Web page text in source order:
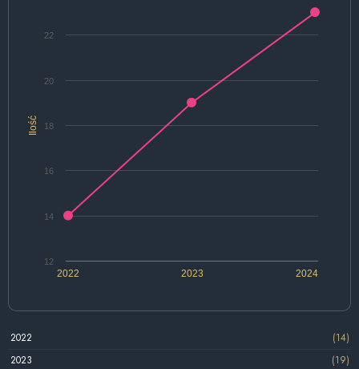
Ilość
2022 2023 2024
12
14
16
18
20
22
2022
(14)
2023
(19)